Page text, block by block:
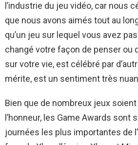
l’industrie du jeu vidéo, car nous
que nous avons aimés tout au
qu’un jeu sur lequel vous avez
changé votre façon de penser ou
sur votre vie, est célébré par
mérite, est un sentiment très
Bien que de nombreux jeux
l’honneur, les Game Awards sont
journées les plus importantes de